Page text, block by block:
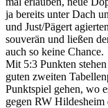
ja bereits unter Dach
und Just/Pägert
souverän und ließen
auch so keine Chance.
Mit 5:3 Punkten
guten zweiten
Punktspiel gehen, wo
gegen RW